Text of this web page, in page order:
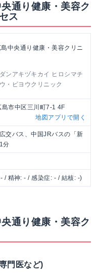
通り健康・美容ク
ス
中央通り健康・美容クリニ
ンアキヅキカイ ヒロシマチ
・ビヨウクリニック
市中区三川町7-1 4F
地図アプリで開く
交バス、中国JRバスの「新
分
/ 精神: - / 感染症: - / 結核: -)
通り健康・美容ク
門医など)